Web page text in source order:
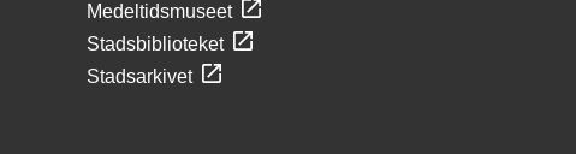
Medeltidsmuseet
Stadsbiblioteket
Stadsarkivet